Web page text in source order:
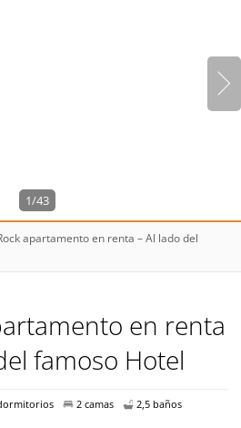
1/43
apartamento en renta – Al lado del
en renta
famoso Hotel
2 camas 2,5 baños